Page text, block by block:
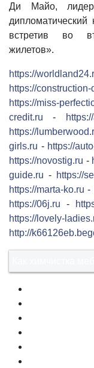
Ди Майо,
встретив во
жилетов».
https://
https://construction-
https://miss-
credit.ru -
https://
girls.ru - https://
https://novostig.ru -
guide.ru - https://
https://marta-ko.ru -
https://06j.ru -
https://lovely-
http://